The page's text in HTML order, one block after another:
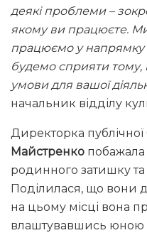
деякі проблеми –
якому ви працюєте.
працюємо у напрямку
будемо сприяти
умови для вашої
начальник відділу
Директорка публічної
Майстренко побажала
родинного затишку та
Поділилася, що вони
на цьому місці вона
влаштувавшись юною